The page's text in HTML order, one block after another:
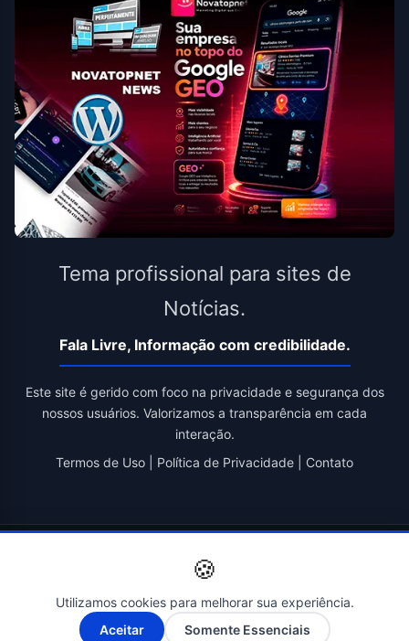
Tema profissional para sites de
Notícias.
Fala Livre, Informação com credibilidade.
Este site é gerido com foco na privacidade e segurança dos
nossos usuários. Valorizamos a transparência em cada
interação.
Termos de Uso
Política de Privacidade Contato
Novatopnet
A- A+
🍪
Utilizamos cookies para melhorar sua experiência.
Aceitar
Somente Essenciais